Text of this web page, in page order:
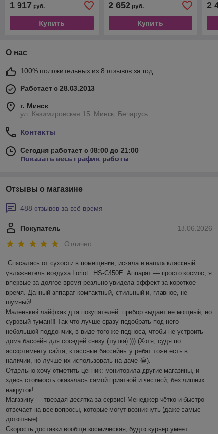
1 917 руб.
Купить
2 652руб.
Купить
2
О нас
100% положительных из 8 отзывов за год
Работает с 28.03.2013
г. Минск
ул. Казимировская 15, Минск, Беларусь
Контакты
Сегодня работает с 08:00 до 21:00
Показать весь график работы
Отзывы о магазине
488 отзывов за всё время
18.06.2026
Покупатель
Отлично
Спасалась от сухости в помещении, искала и нашла классный
увлажнитель воздуха Loriot LHS-C450E. Аппарат — просто космос, я
впервые за долгое время реально увидела эффект за короткое
время. Данный аппарат компактный, стильный и, главное, не
шумный!
Маленький лайфхак для покупателей: прибор выдает не мощный, но
суровый туман!!! Так что лучше сразу подобрать под него
небольшой поддончик, в виде того же подноса, чтобы не устроить
дома бассейн для соседей снизу (шутка) ))) (Хотя, судя по
ассортименту сайта, классные бассейны у ребят тоже есть в
наличии, но лучше их использовать на даче 😂).
Отдельно хочу отметить ценник: мониторила другие магазины, и
здесь стоимость оказалась самой приятной и честной, без лишних
накруток!
Магазину — твердая десятка за сервис! Менеджер чётко и быстро
отвечает на все вопросы, которые могут возникнуть (даже самые
дотошные).
Скорость доставки вообще космическая, будто курьер умеет